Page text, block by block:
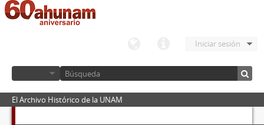
Iniciar sesión
El Archivo Histórico de la UNAM